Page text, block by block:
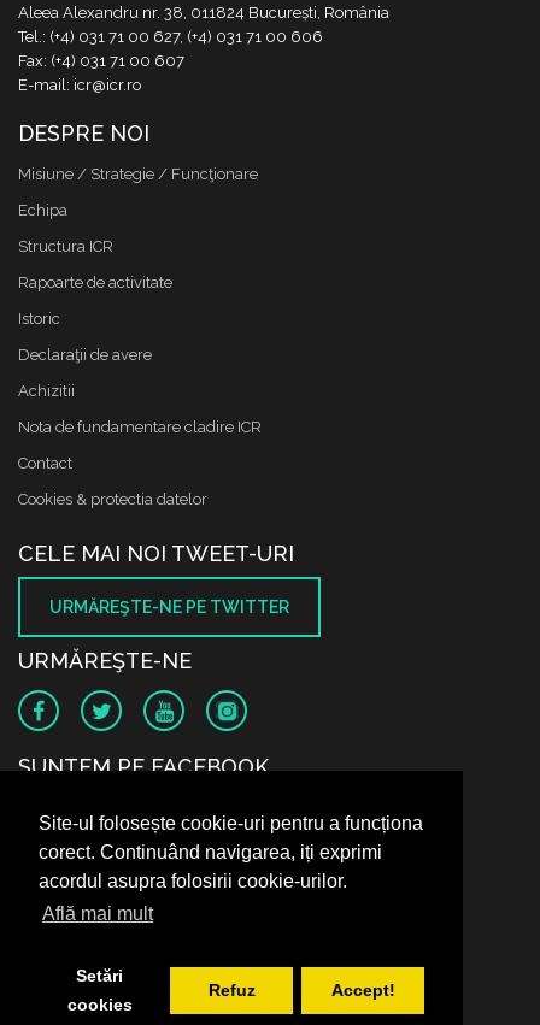
Site-ul folosește cookie-uri pentru a funcționa
corect. Continuând navigarea, iți exprimi
acordul asupra folosirii cookie-urilor.
Află mai mult
Setări
cookies
Refuz Accept!
Aleea Alexandru nr. 38, 011824 București, România
Tel.: (+4) 031 71 00 627, (+4) 031 71 00 606
Fax: (+4) 031 71 00 607
E-mail: icr@icr.ro
DESPRE NOI
Misiune / Strategie / Funcţionare
Echipa
Structura ICR
Rapoarte de activitate
Istoric
Declaraţii de avere
Achizitii
Nota de fundamentare cladire ICR
Contact
Cookies & protectia datelor
CELE MAI NOI TWEET-URI
URMĂREŞTE-NE PE TWITTER
URMĂREŞTE-NE
SUNTEM PE FACEBOOK